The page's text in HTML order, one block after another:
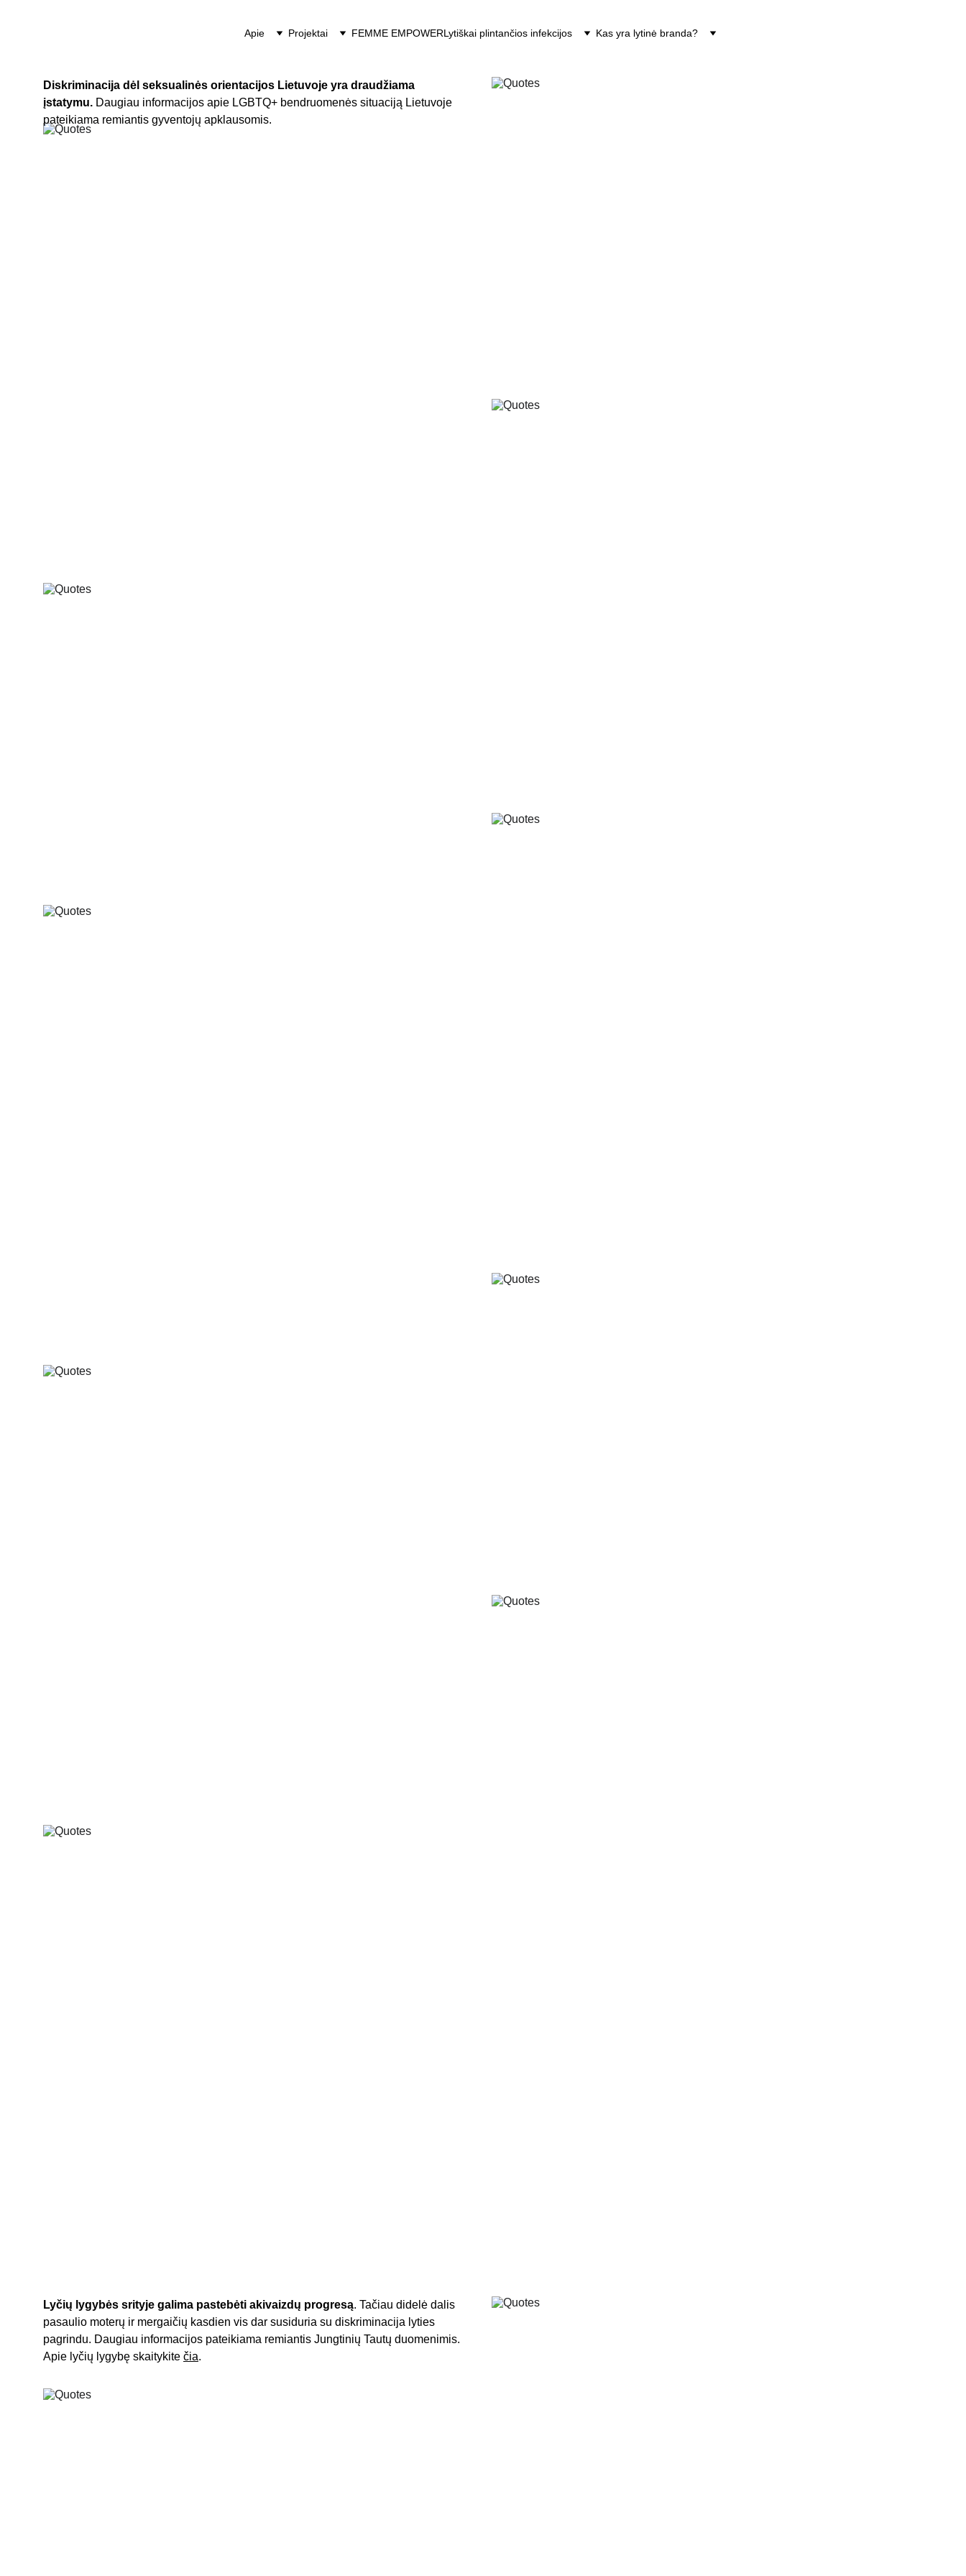
Apie Projektai FEMME EMPOWERLytiškai plintančios infekcijos Kas yra lytinė branda?
Diskriminacija dėl seksualinės orientacijos Lietuvoje yra draudžiama
įstatymu. Daugiau informacijos apie LGBTQ+ bendruomenės situaciją Lietuvoje
pateikiama remiantis gyventojų apklausomis.
Lyčių lygybės srityje galima pastebėti akivaizdų progresą. Tačiau didelė dalis
pasaulio moterų ir mergaičių kasdien vis dar susiduria su diskriminacija lyties
pagrindu. Daugiau informacijos pateikiama remiantis Jungtinių Tautų duomenimis.
Apie lyčių lygybę skaitykite čia.